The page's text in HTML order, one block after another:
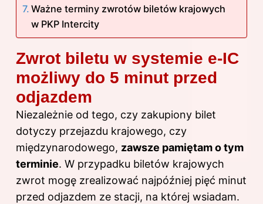
Ważne terminy zwrotów biletów krajowych
w PKP Intercity
Zwrot biletu w systemie e-IC
możliwy do 5 minut przed
odjazdem
Niezależnie od tego, czy zakupiony bilet
dotyczy przejazdu krajowego, czy
międzynarodowego, zawsze pamiętam o tym
terminie. W przypadku biletów krajowych
zwrot mogę zrealizować najpóźniej pięć minut
przed odjazdem ze stacji, na której wsiadam.